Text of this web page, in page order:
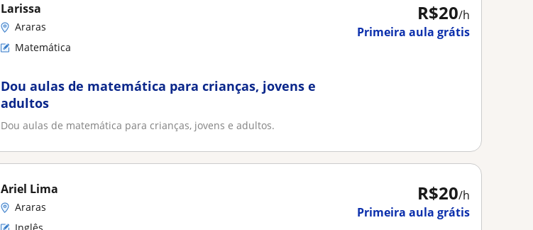
R$20/h
Primeira aula grátis
Larissa
Araras
Matemática
Dou aulas de matemática para crianças, jovens e
adultos
Dou aulas de matemática para crianças, jovens e adultos.
R$20/h
Primeira aula grátis
Ariel Lima
Araras